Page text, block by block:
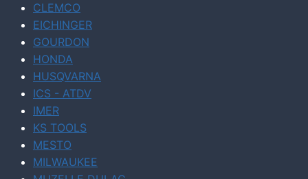
CLEMCO
EICHINGER
GOURDON
HONDA
HUSQVARNA
ICS - ATDV
IMER
KS TOOLS
MESTO
MILWAUKEE